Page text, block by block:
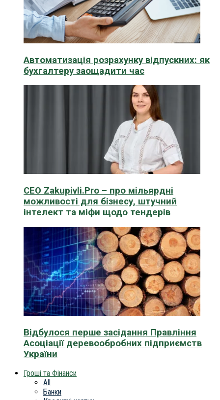
Автоматизація розрахунку відпускних: як
бухгалтеру заощадити час
CEO Zakupivli.Pro – про мільярдні
можливості для бізнесу, штучний
інтелект та міфи щодо тендерів
Відбулося перше засідання Правління
Асоціації деревообробних підприємств
України
Гроші та Фінанси
All
Банки